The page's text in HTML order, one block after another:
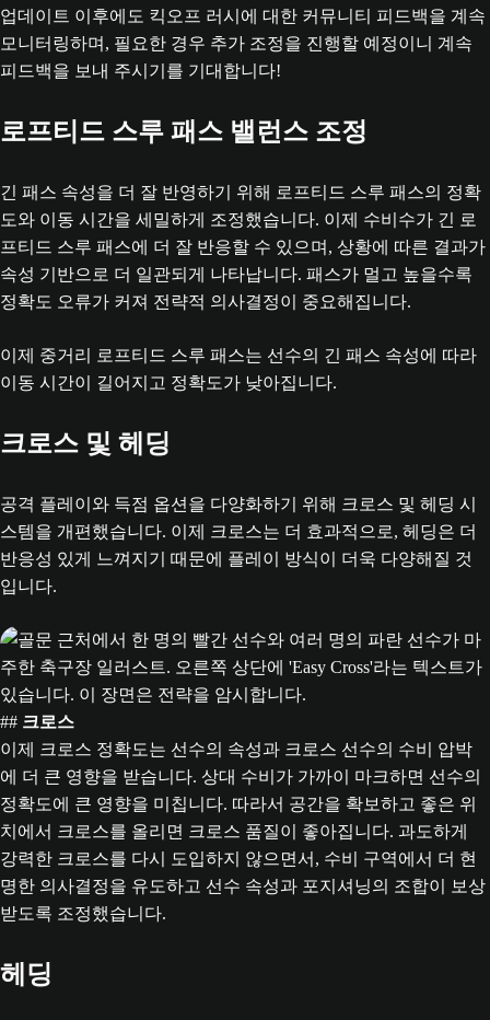
업데이트 이후에도 킥오프 러시에 대한 커뮤니티 피드백을 계속
모니터링하며, 필요한 경우 추가 조정을 진행할 예정이니 계속
피드백을 보내 주시기를 기대합니다!
로프티드 스루 패스 밸런스 조정
긴 패스 속성을 더 잘 반영하기 위해 로프티드 스루 패스의 정확
도와 이동 시간을 세밀하게 조정했습니다. 이제 수비수가 긴 로
프티드 스루 패스에 더 잘 반응할 수 있으며, 상황에 따른 결과가
속성 기반으로 더 일관되게 나타납니다. 패스가 멀고 높을수록
정확도 오류가 커져 전략적 의사결정이 중요해집니다.
이제 중거리 로프티드 스루 패스는 선수의 긴 패스 속성에 따라
이동 시간이 길어지고 정확도가 낮아집니다.
크로스 및 헤딩
공격 플레이와 득점 옵션을 다양화하기 위해 크로스 및 헤딩 시
스템을 개편했습니다. 이제 크로스는 더 효과적으로, 헤딩은 더
반응성 있게 느껴지기 때문에 플레이 방식이 더욱 다양해질 것
입니다.
## 크로스
이제 크로스 정확도는 선수의 속성과 크로스 선수의 수비 압박
에 더 큰 영향을 받습니다. 상대 수비가 가까이 마크하면 선수의
정확도에 큰 영향을 미칩니다. 따라서 공간을 확보하고 좋은 위
치에서 크로스를 올리면 크로스 품질이 좋아집니다. 과도하게
강력한 크로스를 다시 도입하지 않으면서, 수비 구역에서 더 현
명한 의사결정을 유도하고 선수 속성과 포지셔닝의 조합이 보상
받도록 조정했습니다.
헤딩